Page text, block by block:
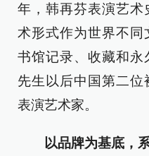
年，韩再芬表演艺术
术形式作为世界不同
书馆记录、收藏和永
先生以后中国第二位
表演艺术家。
以品牌为基底，